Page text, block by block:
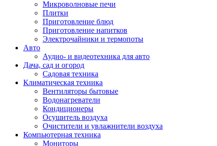
Микроволновые печи
Плитки
Приготовление блюд
Приготовление напитков
Электрочайники и термопоты
Авто
Аудио- и видеотехника для авто
Дача, сад и огород
Садовая техника
Климатическая техника
Вентиляторы бытовые
Водонагреватели
Кондиционеры
Осушитель воздуха
Очистители и увлажнители воздуха
Компьютерная техника
Мониторы